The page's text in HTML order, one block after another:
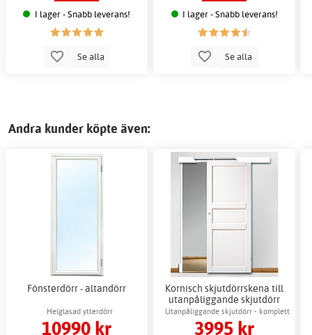
I lager - Snabb leverans!
Se alla
I lager - Snabb leverans!
Se alla
Andra kunder köpte även:
Fönsterdörr - altandörr
Helglasad ytterdörr
10990 kr
Kornisch skjutdörrskena till
utanpåliggande skjutdörr
Utanpåliggande skjutdörr - komplett
sats
3995 kr